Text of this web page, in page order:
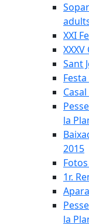
XXI
Sant
la
2015
1r.
la